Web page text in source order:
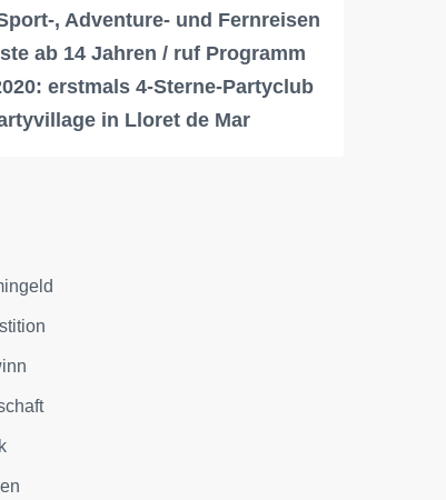
, Adventure- und Fernreisen
ab 14 Jahren / ruf Programm
erstmals 4-Sterne-Partyclub
in Lloret de Mar